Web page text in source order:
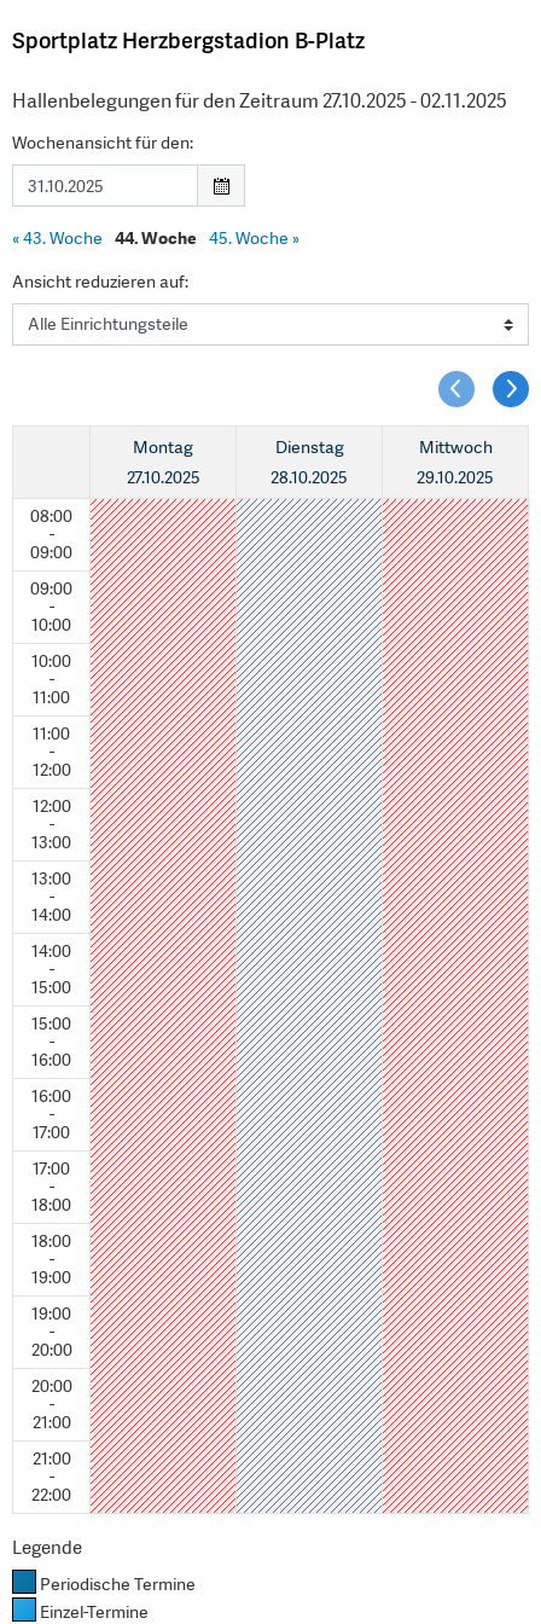
Sportplatz Herzbergstadion B-Platz
Hallenbelegungen für den Zeitraum 27.10.2025 - 02.11.2025
Wochenansicht für den:
«43. Woche 44. Woche 45. Woche »
Ansicht reduzieren auf:
08:00
-
09:00
09:00
-
10:00
10:00
-
11:00
11:00
-
12:00
12:00
-
13:00
13:00
-
14:00
14:00
-
15:00
15:00
-
16:00
16:00
-
17:00
17:00
-
18:00
18:00
-
19:00
19:00
-
20:00
20:00
-
21:00
21:00
-
22:00
Montag
27.10.2025
Dienstag
28.10.2025
Mittwoch
29.10.2025
Legende
Periodische Termine
Einzel-Termine